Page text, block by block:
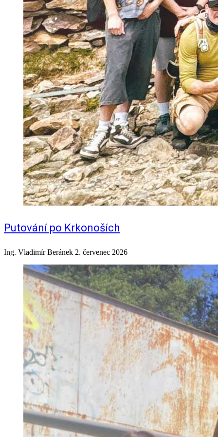
Putování po Krkonoších
Ing. Vladimír Beránek 2. červenec 2026